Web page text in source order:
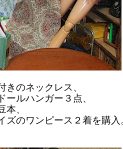
のネックレス、
ールハンガー３点、
本、
ズのワンピース２着を購入